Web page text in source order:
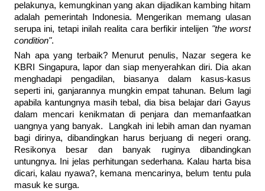
pelakunya, kemungkinan yang akan dijadikan kambing hitam
adalah pemerintah Indonesia. Mengerikan memang ulasan
serupa ini, tetapi inilah realita cara berfikir intelijen "the worst
condition".
Nah apa yang terbaik? Menurut penulis, Nazar segera ke
KBRI Singapura, lapor dan siap menyerahkan diri. Dia akan
menghadapi pengadilan, biasanya dalam kasus-kasus
seperti ini, ganjarannya mungkin empat tahunan. Belum lagi
apabila kantungnya masih tebal, dia bisa belajar dari Gayus
dalam mencari kenikmatan di penjara dan memanfaatkan
uangnya yang banyak. Langkah ini lebih aman dan nyaman
bagi dirinya, dibandingkan harus berjuang di negeri orang.
Resikonya besar dan banyak ruginya dibandingkan
untungnya. Ini jelas perhitungan sederhana. Kalau harta bisa
dicari, kalau nyawa?, kemana mencarinya, belum tentu pula
masuk ke surga.